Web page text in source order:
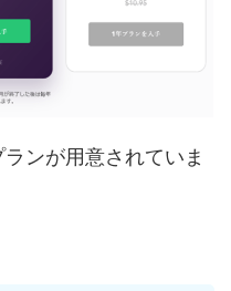
ンが用意されていま